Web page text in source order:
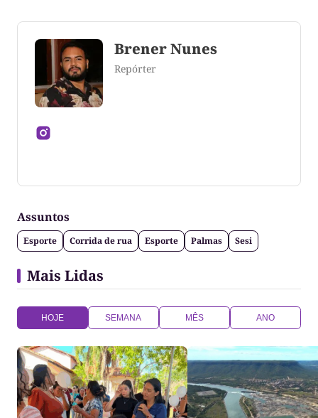
Brener Nunes
Repórter
Tocantins
Assuntos
Esporte Corrida de rua Esporte Palmas Sesi
Mais Lidas
HOJE SEMANA MÊS ANO